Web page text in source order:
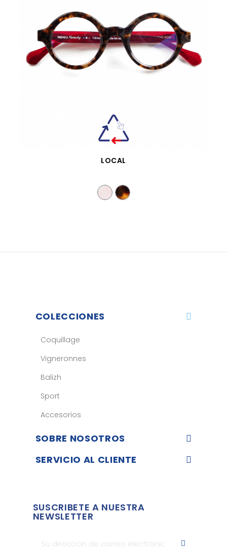
VISTA RÁPIDA
LOCAL
COLECCIONES
Coquillage
Vigneronnes
Balizh
Sport
Accesorios
SOBRE NOSOTROS
SERVICIO AL CLIENTE
SUSCRIBETE A NUESTRA
NEWSLETTER